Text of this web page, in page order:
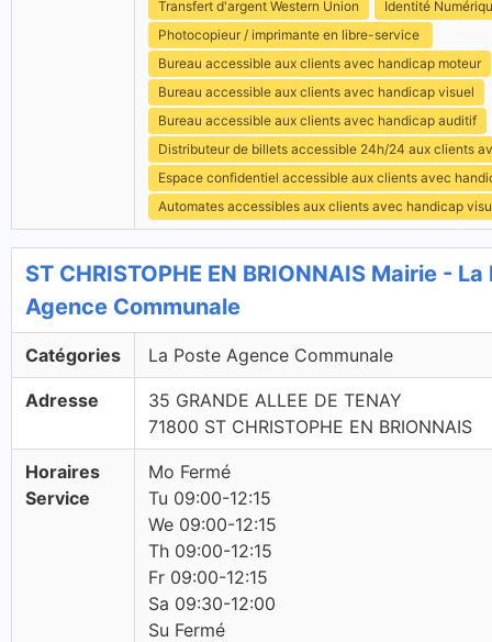
Transfert d'argent Western Union
Identité
Photocopieur / imprimante en libre-service
Bureau accessible aux clients avec handicap moteur
Bureau accessible aux clients avec handicap visuel
Bureau accessible aux clients avec handicap auditif
Distributeur de billets accessible 24h/24 aux clients
Espace confidentiel accessible aux clients avec
Automates accessibles aux clients avec handicap
ST CHRISTOPHE EN BRIONNAIS Mairie -
Agence Communale
Catégories La Poste Agence Communale
Adresse
35 GRANDE ALLEE DE TENAY
71800 ST CHRISTOPHE EN BRIONNAIS
Horaires
Service
Mo Fermé
Tu 09:00-12:15
We 09:00-12:15
Th 09:00-12:15
Fr 09:00-12:15
Sa 09:30-12:00
Su Fermé